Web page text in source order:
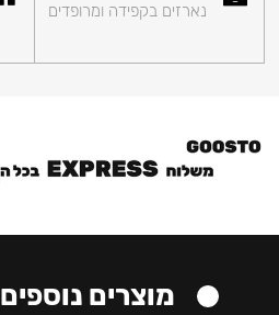
נארזים בקפידה ומרופדים
מוצרים נוספים